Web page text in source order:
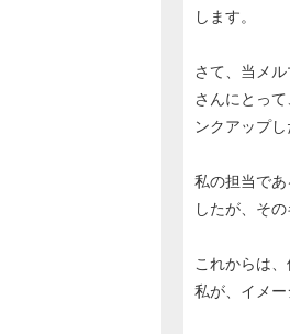
します。
さて、当メ
さんにとっ
ンクアップし
私の担当で
したが、そ
これからは、
私が、イメー